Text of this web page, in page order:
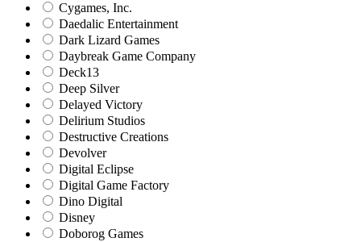
Cygames, Inc.
Daedalic Entertainment
Dark Lizard Games
Daybreak Game Company
Deck13
Deep Silver
Delayed Victory
Delirium Studios
Destructive Creations
Devolver
Digital Eclipse
Digital Game Factory
Dino Digital
Disney
Doborog Games